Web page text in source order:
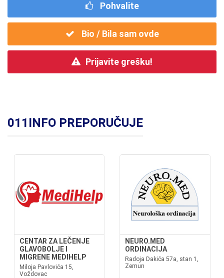
Pohvalite
Bio / Bila sam ovde
Prijavite grešku!
011INFO PREPORUČUJE
CENTAR ZA LEČENJE
GLAVOBOLJE I
MIGRENE MEDIHELP
Miloja Pavlovića 15,
Voždovac
NEURO.MED
ORDINACIJA
Radoja Dakića 57a, stan 1,
Zemun